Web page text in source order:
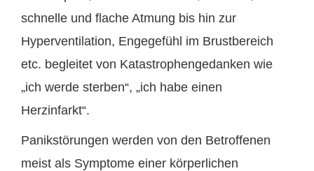
schnelle und flache Atmung bis hin zur
Hyperventilation, Engegefühl im Brustbereich
etc. begleitet von Katastrophengedanken wie
„ich werde sterben“, „ich habe einen
Herzinfarkt“.
Panikstörungen werden von den Betroffenen
meist als Symptome einer körperlichen